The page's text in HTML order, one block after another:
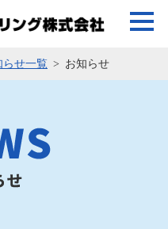
らせ一覧 お知らせ